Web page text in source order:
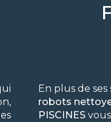
En plus de ses
robots
PISCINESvous